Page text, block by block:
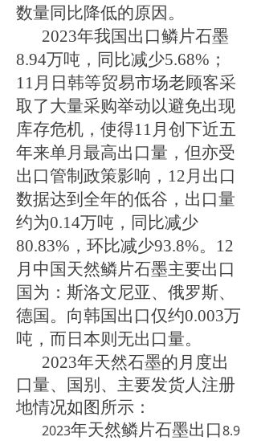
数量同比降低的原因。
2023年我国出口鳞片石墨
8.94万吨，同比减少5.68%；
11月日韩等贸易市场老顾客采
取了大量采购举动以避免出现
库存危机 ，使得11月创下近五
年来单月最高出口量，但亦受
出口管制政策影响，12月出口
数据达到全年的低谷 ， 出口量
约为0.14万吨，同比减少
80.83%，环比减少93.8%。12
月中国天然鳞片石墨主要出口
国为：斯洛文尼亚、俄罗斯、
德国。向韩国出口仅约0.003万
吨，而日本则无出口量。
2023年天然石墨的月度出
口量、国别、主要发货人注册
地情况如图所示：
2023年天然鳞片石墨出口8.9